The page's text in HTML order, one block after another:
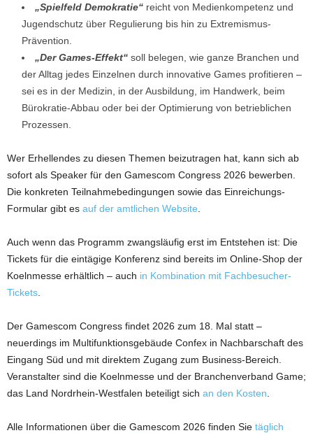
„Spielfeld Demokratie“ reicht von Medienkompetenz und
Jugendschutz über Regulierung bis hin zu Extremismus-
Prävention.
„Der Games-Effekt“ soll belegen, wie ganze Branchen und
der Alltag jedes Einzelnen durch innovative Games profitieren –
sei es in der Medizin, in der Ausbildung, im Handwerk, beim
Bürokratie-Abbau oder bei der Optimierung von betrieblichen
Prozessen.
Wer Erhellendes zu diesen Themen beizutragen hat, kann sich ab
sofort als Speaker für den Gamescom Congress 2026 bewerben.
Die konkreten Teilnahmebedingungen sowie das Einreichungs-
Formular gibt es auf der amtlichen Website
Auch wenn das Programm zwangsläufig erst im Entstehen ist: Die
Tickets für die eintägige Konferenz sind bereits im Online-Shop der
Koelnmesse erhältlich – auch in Kombination mit Fachbesucher-
Tickets
Der Gamescom Congress findet 2026 zum 18. Mal statt –
neuerdings im Multifunktionsgebäude Confex in Nachbarschaft des
Eingang Süd und mit direktem Zugang zum Business-Bereich.
Veranstalter sind die Koelnmesse und der Branchenverband Game;
das Land Nordrhein-Westfalen beteiligt sich an den Kosten
Alle Informationen über die Gamescom 2026 finden Sie täglich